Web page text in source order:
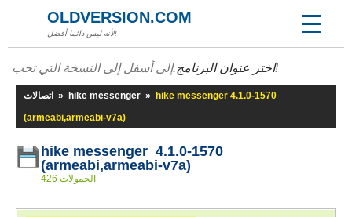
OLDVERSION.COM
لأنه ليس دائما أفضل!
اختر عنوان البرنامج.إلى أسفل إلى النسخة التي تحب!
اتصالات » hike messenger »
hike messenger 4.1.0-1570
(armeabi,armeabi-v7a)
hike messenger 4.1.0-1570
(armeabi,armeabi-v7a)
426 الحمولات